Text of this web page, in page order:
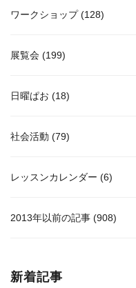
ワークショップ(128)
展覧会 (199)
日曜ぱお (18)
社会活動 (79)
レッスンカレンダー (6)
2013年以前の記事 (908)
新着記事